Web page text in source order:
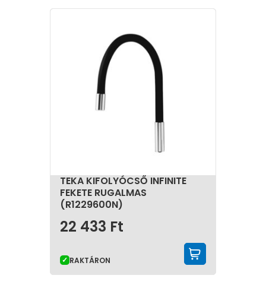
TEKA KIFOLYÓCSŐ INFINITE
FEKETE RUGALMAS
(R1229600N)
22 433 Ft
RAKTÁRON